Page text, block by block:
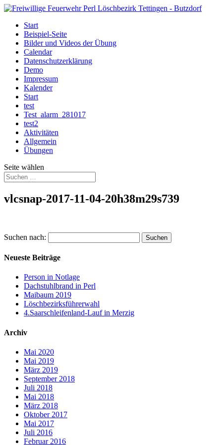
Start
Beispiel-Seite
Bilder und Videos der Übung
Calendar
Datenschutzerklärung
Demo
Impressum
Kalender
Start
test
Test_alarm_281017
test2
Aktivitäten
Allgemein
Übungen
Seite wählen
vlcsnap-2017-11-04-20h38m29s739
Suchen nach:
Neueste Beiträge
Person in Notlage
Dachstuhlbrand in Perl
Maibaum 2019
Löschbezirksführerwahl
4.Saarschleifenland-Lauf in Merzig
Archiv
Mai 2020
Mai 2019
März 2019
September 2018
Juli 2018
Mai 2018
März 2018
Oktober 2017
Mai 2017
Juli 2016
Februar 2016